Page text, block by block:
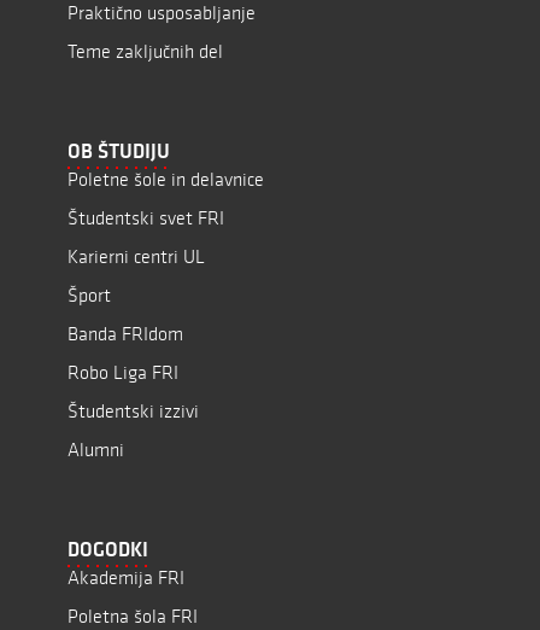
Praktično usposabljanje
Teme zaključnih del
OB ŠTUDIJU
Poletne šole in delavnice
Študentski svet FRI
Karierni centri UL
Šport
Banda FRIdom
Robo Liga FRI
Študentski izzivi
Alumni
DOGODKI
Akademija FRI
Poletna šola FRI